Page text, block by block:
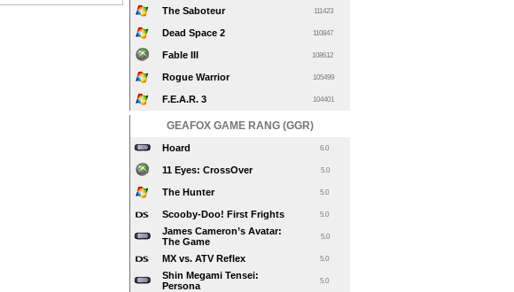
The Saboteur 111423
Dead Space 2 110847
Fable III 108612
Rogue Warrior 105499
F.E.A.R. 3 104401
GEAFOX GAME RANG (GGR)
Hoard 6.0
11 Eyes: CrossOver 5.0
The Hunter 5.0
Scooby-Doo! First Frights 5.0
James Cameron’s Avatar:
The Game
5.0
MX vs. ATV Reflex 5.0
Shin Megami Tensei:
Persona
5.0